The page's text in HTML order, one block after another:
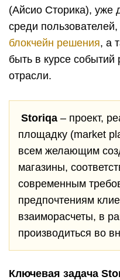
(Айсио Сторика), уже
среди
блокчейн решения, а
быть в курсе событий
отрасли.
Storiqa – проект,
площадку (market
всем желающим
магазины,
современным
предпочтениям
взаиморасчеты, в
производиться во
Ключевая задача